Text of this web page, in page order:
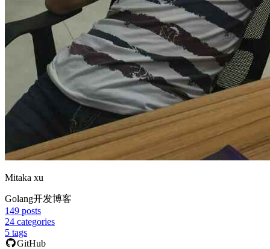
Mitaka xu
Golang开发博客
149 posts
24 categories
5 tags
GitHub